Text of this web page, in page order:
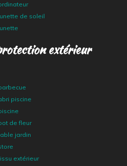
de soleil
extérieur
piscine
de fleur
jardin
extérieur